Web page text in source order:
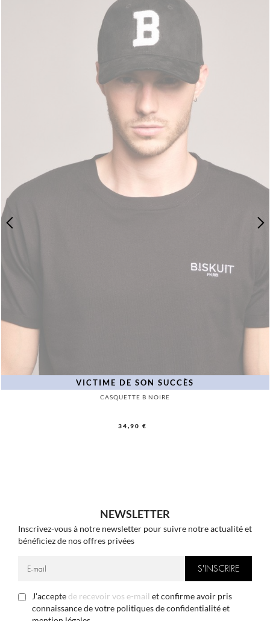
VICTIME DE SON SUCCÈS
CASQUETTE B NOIRE
34,90 €
NEWSLETTER
Inscrivez-vous à notre newsletter pour suivre notre actualité et
bénéficiez de nos offres privées
J'acceptede recevoir vos e-mail et confirme avoir pris
connaissance de votre politiques de confidentialité et